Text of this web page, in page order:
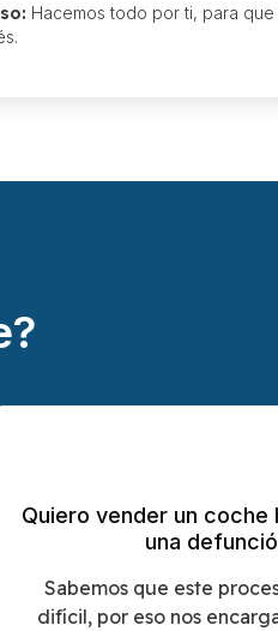
Hacemos todo por ti, para
Quiero vender un coche
una
Sabemos que este
difícil, por eso nos